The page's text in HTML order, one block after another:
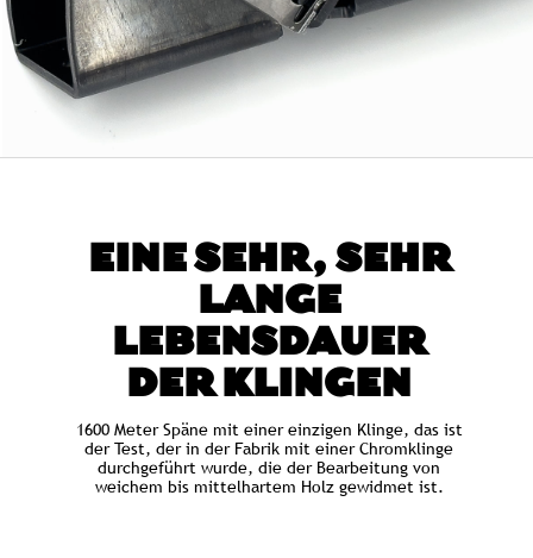
EINE SEHR, SEHR
LANGE
LEBENSDAUER
DER KLINGEN
1600 Meter Späne mit einer einzigen Klinge, das ist
der Test, der in der Fabrik mit einer Chromklinge
durchgeführt wurde, die der Bearbeitung von
weichem bis mittelhartem Holz gewidmet ist.